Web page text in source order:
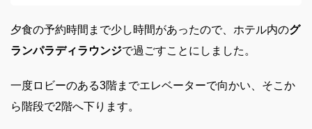
夕食の予約時間まで少し時間があったので、ホテル内のグ
ランパラディラウンジで過ごすことにしました。
一度ロビーのある3階までエレベーターで向かい、そこか
ら階段で2階へ下ります。